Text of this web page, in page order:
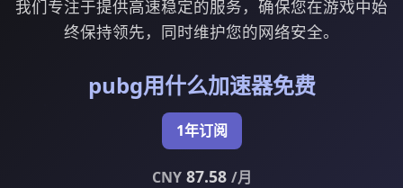
我们专注于提供高速稳定的服务，确保您在游戏中始
终保持领先，同时维护您的网络安全。
pubg用什么加速器免费
1年订阅
CNY87.58 /月